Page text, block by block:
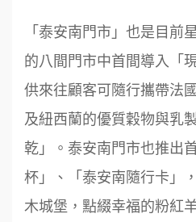
「泰安南門市」也是目前
的八間門市中首間導入「
供來往顧客可隨行攜帶法
及紐西蘭的優質穀物與乳
乾」。泰安南門市也推出
杯」、「泰安南隨行卡」
木城堡，點綴幸福的粉紅